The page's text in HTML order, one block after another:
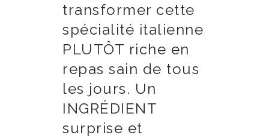
transformer cette
spécialité italienne
PLUTÔT riche en
repas sain de tous
les jours. Un
INGRÉDIENT
surprise et